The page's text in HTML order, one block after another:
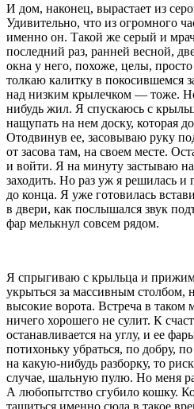
И дом, наконец, вырастает из
Удивительно, что из огромного
именно он. Такой же серый и
последний раз, ранней весной,
окна у него, похоже, целы,
толкаю калитку в покосившемся
над низким крылечком — тоже.
нибудь жил. Я спускаюсь с
нащупать на нем доску, которая
Отодвинув ее, засовываю руку
от засова там, на своем месте.
и войти. Я на минуту застываю
заходить. Но раз уж я решилась и
до конца. Я уже готовилась
в двери, как послышался звук
фар мелькнул совсем рядом.
Я спрыгиваю с крыльца и
укрыться за массивным столбом,
высокие ворота. Встреча в таком
ничего хорошего не сулит. К
останавливается на углу, и ее
потихоньку убраться, по добру,
на какую-нибудь разборку, то
случае, шальную пулю. Но меня
А любопытство сгубило кошку.
тащиться именно сюда в такое